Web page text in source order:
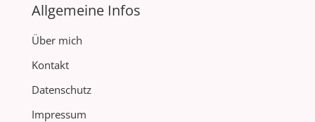
Allgemeine Infos
Über mich
Kontakt
Datenschutz
Impressum